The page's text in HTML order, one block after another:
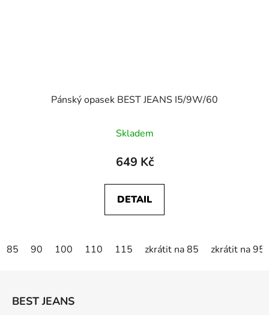
Pánský opasek BEST JEANS I5/9W/60
Skladem
649 Kč
DETAIL
85 90 100 110 115 zkrátit na 85 zkrátit na 95
BEST JEANS